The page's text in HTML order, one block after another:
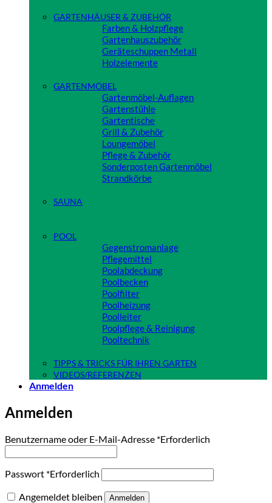
GARTENHÄUSER & ZUBEHÖR
Farben & Holzpflege
Gartenhauszubehör
Geräteschuppen Metall
Holzelemente
GARTENMÖBEL
Gartenmöbel-Auflagen
Gartenstühle
Gartentische
Grill & Zubehör
Loungemöbel
Pflege & Zubehör
Sonderposten Gartenmöbel
Strandkörbe
SAUNA
POOL
Gegenstromanlage
Pflegemittel
Poolabdeckung
Poolbecken
Poolfilter
Poolheizung
Poolleiter
Poolpflege & Reinigung
Pooltechnik
TIPPS & TRICKS FÜR IHREN GARTEN
VIDEOS/REFERENZEN
Anmelden
Anmelden
Benutzername oder E-Mail-Adresse *Erforderlich
Passwort *Erforderlich
Angemeldet bleiben
Anmelden